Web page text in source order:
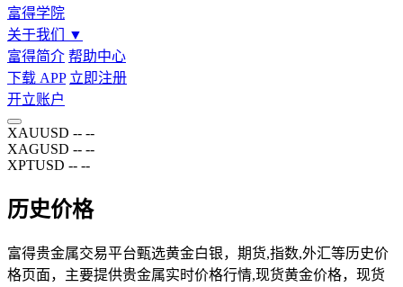
富得学院
关于我们
▼
富得简介 帮助中心
下载 APP 立即注册
开立账户
XAUUSD -- --
XAGUSD -- --
XPTUSD -- --
历史价格
富得贵金属交易平台甄选黄金白银，期货,指数,外汇等历史价
格页面，主要提供贵金属实时价格行情,现货黄金价格，现货